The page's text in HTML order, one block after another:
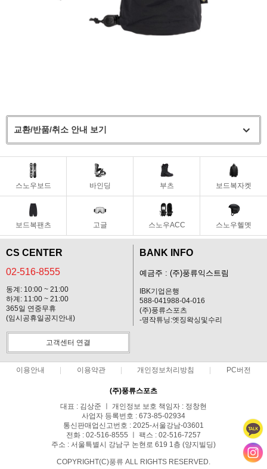
교환/반품/취소 안내 보기
스노우보드 바인딩 부츠 보드복자켓
보드복팬츠 고글 스노우ACC 스노우헬멧
CS CENTER
02-516-8555
동계: 10:00 ~ 21:00
하계: 11:00 ~ 21:00
365일 연중무휴
(임시공휴일공지안내)
BANK INFO
예금주 : (주)풍류익스트림
IBK기업은행
588-041988-04-016
(주)풍류스포츠
-명작튜닝:엣징왁싱및수리
고객센터 연결
이용안내 이용약관 개인정보처리방침 PC버전
(주)풍류스포츠
대표 : 김상준 ㅣ 개인정보 보호 책임자 : 정창현
사업자 등록번호 : 673-85-02934
통신판매업신고번호 : 2025-서울강남-03601
전화 : 02-516-8555 ㅣ 팩스 : 02-516-7257
주소 : 서울특별시 강남구 논현로 619 1층 (양지빌딩)
COPYRIGHT(C)풍류 ALL RIGHTS RESERVED.